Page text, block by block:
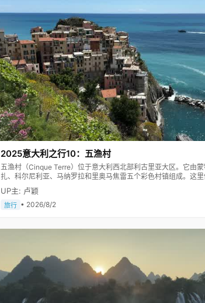
2025意大利之行10：五渔村
五渔村（Cinque Terre）位于意大利西北部利古里亚大区。它由
扎、科尔尼利亚、马纳罗拉和里奥马焦雷五个彩色村镇组成。这里
色彩斑斓，1997年被列为世界文化遗产。
UP主: 卢颖
旅行 • 2026/8/2